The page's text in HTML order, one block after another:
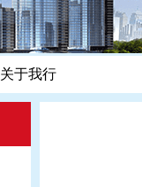
关于我行